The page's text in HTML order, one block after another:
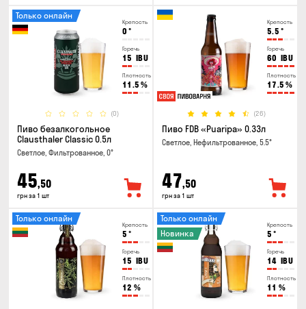
Крепость
0 °
Горечь
15 IBU
Плотность
11.5 %
(0)
Только онлайн
Пиво безалкогольное
Clausthaler Classic 0.5л
Светлое, Фильтрованное, 0°
45,50
грн за 1 шт
Крепость
5.5 °
Горечь
60 IBU
Плотность
17.5 %
(26)
Пиво FDB «Puaripa» 0.33л
Светлое, Нефильтрованное, 5.5°
47,50
грн за 1 шт
Крепость
5 °
Горечь
15 IBU
Плотность
12 %
Только онлайн
Крепость
5 °
Горечь
14 IBU
Плотность
11 %
Только онлайн
Новинка